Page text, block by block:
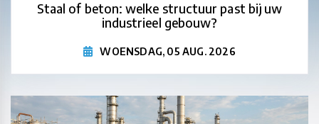
Staal of beton: welke structuur past bij uw
industrieel gebouw?
WOENSDAG, 05 AUG. 2026